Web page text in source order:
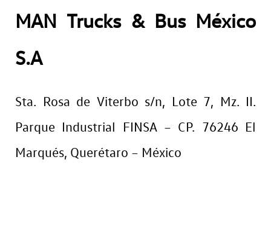
MAN Trucks & Bus México
S.A
Sta. Rosa de Viterbo s/n, Lote 7, Mz. II.
Parque Industrial FINSA – CP. 76246 El
Marqués, Querétaro – México